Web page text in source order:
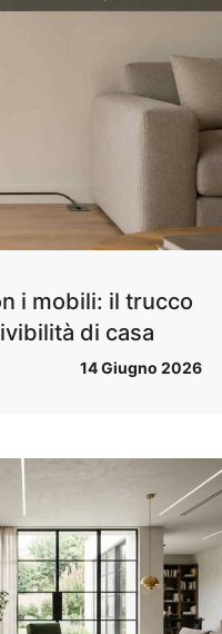
i mobili: il trucco
di casa
14 Giugno 2026